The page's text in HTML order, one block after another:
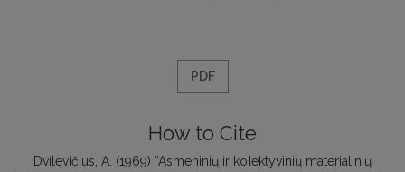
PDF
How to Cite
Dvilevičius, A. (1969) “Asmeninių ir kolektyvinių materialinių